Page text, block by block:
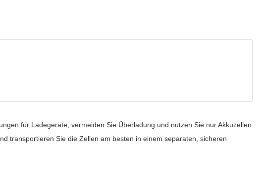
für Ladegeräte, vermeiden Sie Überladung und nutzen Sie nur Akkuzellen
transportieren Sie die Zellen am besten in einem separaten, sicheren